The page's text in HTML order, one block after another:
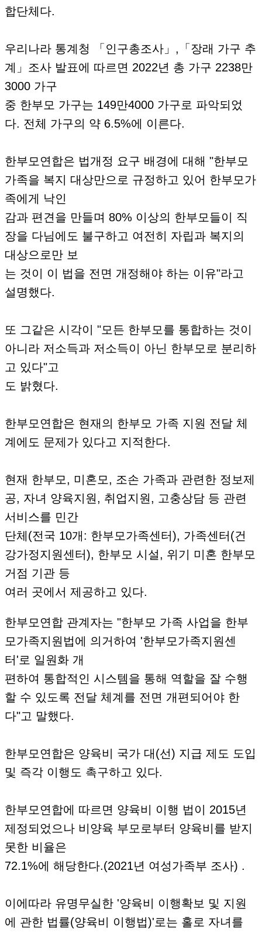
합단체다.
우리나라 통계청 「인구총조사」,「장래 가구 추
계」조사 발표에 따르면 2022년 총 가구 2238만
3000 가구
중 한부모 가구는 149만4000 가구로 파악되었
다. 전체 가구의 약 6.5%에 이른다.
한부모연합은 법개정 요구 배경에 대해 "한부모
가족을 복지 대상만으로 규정하고 있어 한부모가
족에게 낙인
감과 편견을 만들며 80% 이상의 한부모들이 직
장을 다님에도 불구하고 여전히 자립과 복지의
대상으로만 보
는 것이 이 법을 전면 개정해야 하는 이유"라고
설명했다.
또 그같은 시각이 "모든 한부모를 통합하는 것이
아니라 저소득과 저소득이 아닌 한부모로 분리하
고 있다"고
도 밝혔다.
한부모연합은 현재의 한부모 가족 지원 전달 체
계에도 문제가 있다고 지적한다.
현재 한부모, 미혼모, 조손 가족과 관련한 정보제
공, 자녀 양육지원, 취업지원, 고충상담 등 관련
서비스를 민간
단체(전국 10개: 한부모가족센터), 가족센터(건
강가정지원센터), 한부모 시설, 위기 미혼 한부모
거점 기관 등
여러 곳에서 제공하고 있다.
한부모연합 관계자는 "한부모 가족 사업을 한부
모가족지원법에 의거하여 '한부모가족지원센
터'로 일원화 개
편하여 통합적인 시스템을 통해 역할을 잘 수행
할 수 있도록 전달 체계를 전면 개편되어야 한
다"고 말했다.
한부모연합은 양육비 국가 대(선) 지급 제도 도입
및 즉각 이행도 촉구하고 있다.
한부모연합에 따르면 양육비 이행 법이 2015년
제정되었으나 비양육 부모로부터 양육비를 받지
못한 비율은
72.1%에 해당한다.(2021년 여성가족부 조사) .
이에따라 유명무실한 '양육비 이행확보 및 지원
에 관한 법률(양육비 이행법)'로는 홀로 자녀를